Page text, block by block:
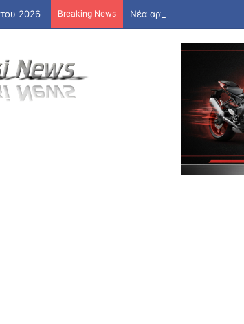
2026 Breaking News